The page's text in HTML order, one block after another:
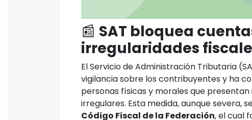
📰 SAT bloquea
irregularidades
El Servicio de Administración Tributaria
vigilancia sobre los contribuyentes y ha
personas físicas y morales que
irregulares. Esta medida, aunque severa,
Código Fiscal de la Federación, el cual